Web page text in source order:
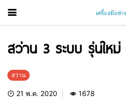
สว่าน 3 ระบบ รุ่นใหม่
สว่าน
21 พ.ค. 2020 1678